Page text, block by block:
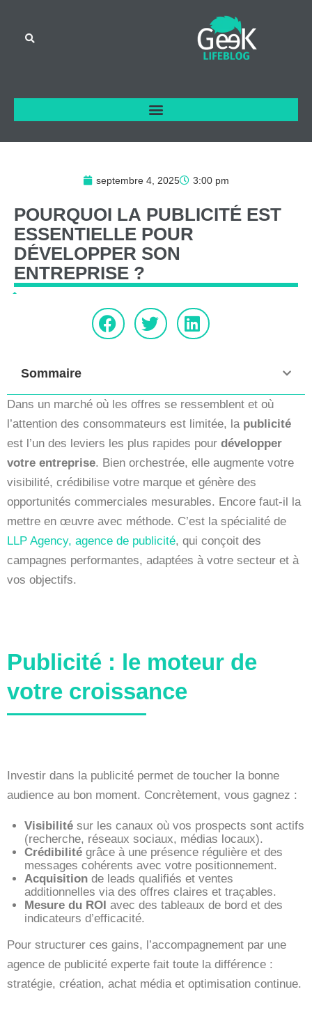
septembre 4, 2025 3:00 pm
POURQUOI LA PUBLICITÉ EST
ESSENTIELLE POUR
DÉVELOPPER SON
ENTREPRISE ?
Sommaire
Dans un marché où les offres se ressemblent et où
l’attention des consommateurs est limitée, la publicité
est l’un des leviers les plus rapides pour développer
votre entreprise. Bien orchestrée, elle augmente votre
visibilité, crédibilise votre marque et génère des
opportunités commerciales mesurables. Encore faut-il la
mettre en œuvre avec méthode. C’est la spécialité de
LLP Agency, agence de publicité, qui conçoit des
campagnes performantes, adaptées à votre secteur et à
vos objectifs.
Publicité : le moteur de
votre croissance
Investir dans la publicité permet de toucher la bonne
audience au bon moment. Concrètement, vous gagnez :
Visibilité sur les canaux où vos prospects sont actifs
(recherche, réseaux sociaux, médias locaux).
Crédibilité grâce à une présence régulière et des
messages cohérents avec votre positionnement.
Acquisition de leads qualifiés et ventes
additionnelles via des offres claires et traçables.
Mesure du ROI avec des tableaux de bord et des
indicateurs d’efficacité.
Pour structurer ces gains, l’accompagnement par une
agence de publicité experte fait toute la différence :
stratégie, création, achat média et optimisation continue.